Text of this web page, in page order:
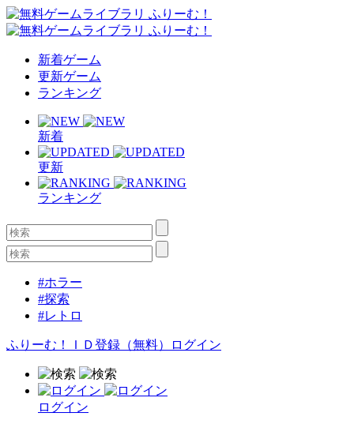
新着ゲーム
更新ゲーム
ランキング
新着
更新
ランキング
#ホラー
#探索
#レトロ
ふりーむ！ＩＤ登録（無料） ログイン
ログイン